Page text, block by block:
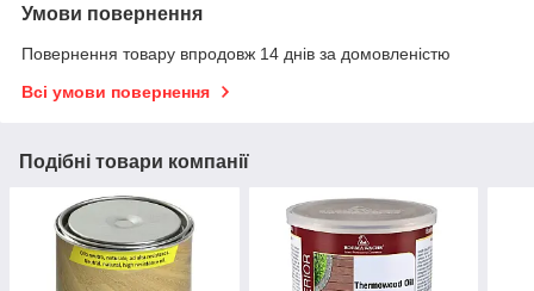
Умови повернення
Повернення товару впродовж 14 днів за домовленістю
Всі умови повернення
Подібні товари компанії